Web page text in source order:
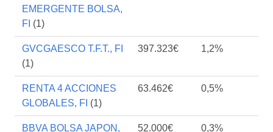
EMERGENTE BOLSA,
FI (1)
GVCGAESCO T.F.T., FI
(1)
397.323€ 1,2%
RENTA 4 ACCIONES
GLOBALES, FI (1)
63.462€ 0,5%
BBVA BOLSA JAPON,
52.000€ 0,3%